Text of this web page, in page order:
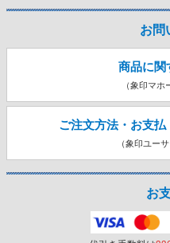
お問
商品に関
（象印マホ
ご注文方法・お支
（象印ユー
お